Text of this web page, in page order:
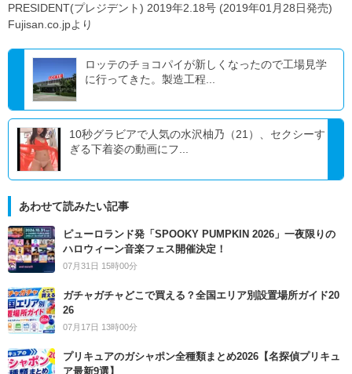
PRESIDENT(プレジデント) 2019年2.18号 (2019年01月28日発売)
Fujisan.co.jpより
ロッテのチョコパイが新しくなったので工場見学
に行ってきた。製造工程...
10秒グラビアで人気の水沢柚乃（21）、セクシーす
ぎる下着姿の動画にフ...
あわせて読みたい記事
ピューロランド発「SPOOKY PUMPKIN 2026」一夜限りの
ハロウィーン音楽フェス開催決定！
07月31日 15時00分
ガチャガチャどこで買える？全国エリア別設置場所ガイド20
26
07月17日 13時00分
プリキュアのガシャポン全種類まとめ2026【名探偵プリキュ
ア最新9選】